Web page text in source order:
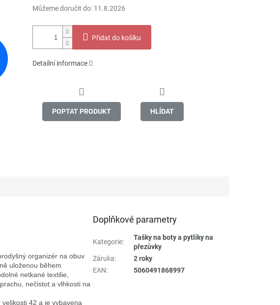
Můžeme doručit do: 11.8.2026
Přidat do košíku
Detailní informace
POPTAT PRODUKT HLÍDAT
organizér na obuv
uloženou během
netkané textilie,
nečistot a vlhkosti na
42 a je vybavena
Doplňkové parametry
Kategorie:
Tašky na boty a pytlíky na
přezůvky
Záruka:
2 roky
EAN: 5060491868997